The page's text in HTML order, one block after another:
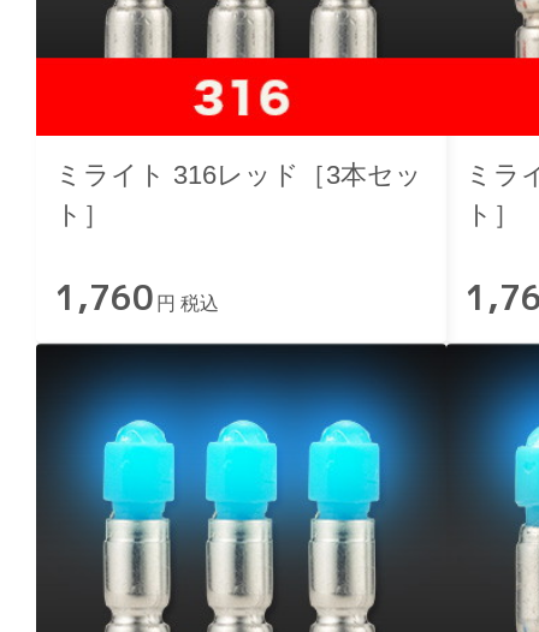
ミライト 316レッド［3本セッ
ト］
1,760 円 税込
ミラ
ト］